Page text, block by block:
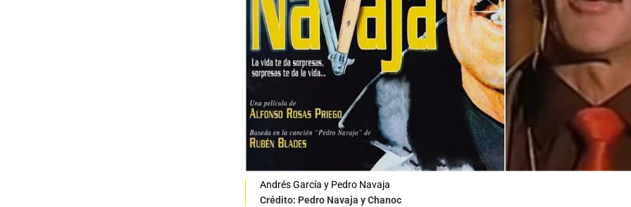
Andrés García y Pedro Navaja
Crédito: Pedro Navaja y Chanoc